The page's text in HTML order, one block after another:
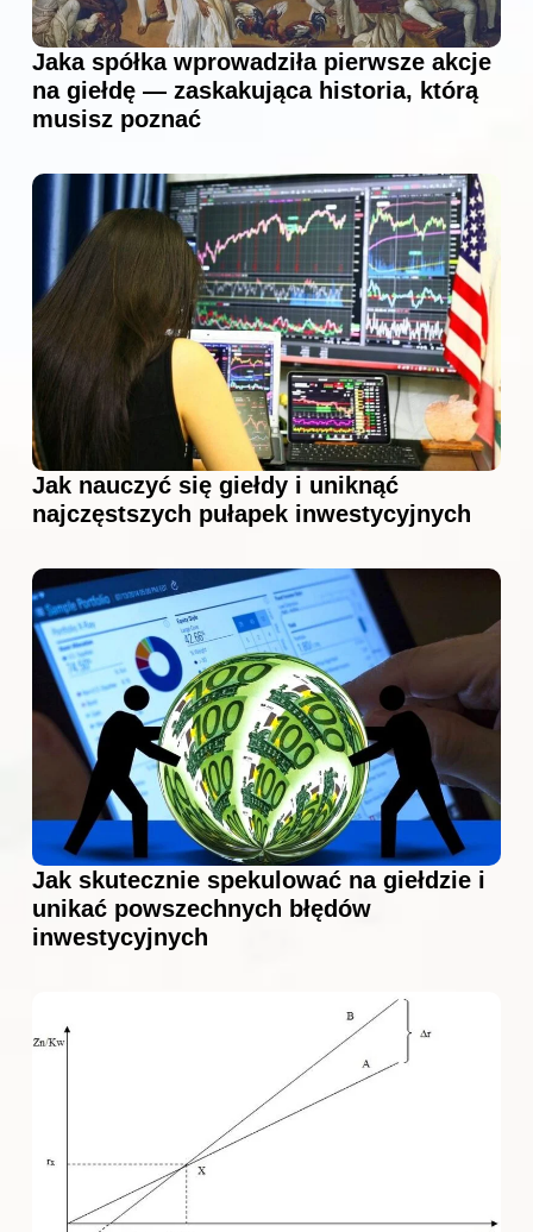
Jaka spółka wprowadziła pierwsze akcje
na giełdę — zaskakująca historia, którą
musisz poznać
Jak nauczyć się giełdy i uniknąć
najczęstszych pułapek inwestycyjnych
Jak skutecznie spekulować na giełdzie i
unikać powszechnych błędów
inwestycyjnych